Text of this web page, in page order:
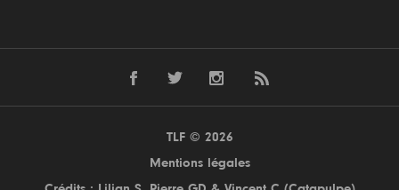
TLF © 2026
Mentions légales